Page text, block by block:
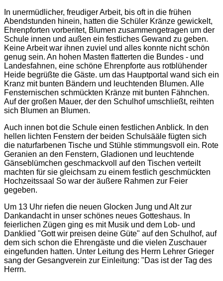
In unermüdlicher, freudiger Arbeit, bis oft in die frühen
Abendstunden hinein, hatten die Schüler Kränze gewickelt,
Ehrenpforten vorberitet, Blumen zusammengetragen um der
Schule innen und außen ein festliches Gewand zu geben.
Keine Arbeit war ihnen zuviel und alles konnte nicht schön
genug sein. An hohen Masten flatterten die Bundes - und
Landesfahnen, eine schöne Ehrenpforte aus rotblühender
Heide begrüßte die Gäste. um das Hauptportal wand sich ein
Kranz mit bunten Bändern und leuchtenden Blumen. Alle
Fensternischen schmückten Kränze mit bunten Fähnchen.
Auf der großen Mauer, der den Schulhof umschließt, reihten
sich Blumen an Blumen.
Auch innen bot die Schule einen festlichen Anblick. In den
hellen lichten Fenstern der beiden Schulsääle fügten sich
die naturfarbenen Tische und Stühle stimmungsvoll ein. Rote
Geranien an den Fenstern, Gladionen und leuchtende
Gänseblümchen geschmackvoll auf den Tischen verteilt
machten für sie gleichsam zu einem festlich geschmückten
Hochzeitssaal So war der äußere Rahmen zur Feier
gegeben.
Um 13 Uhr riefen die neuen Glocken Jung und Alt zur
Dankandacht in unser schönes neues Gotteshaus. In
feierlichen Zügen ging es mit Musik und dem Lob- und
Danklied "Gott wir preisen deine Güte" auf den Schulhof, auf
dem sich schon die Ehrengäste und die vielen Zuschauer
eingefunden hatten. Unter Leitung des Herrn Lehrer Grieger
sang der Gesangverein zur Einleitung: "Das ist der Tag des
Herrn.